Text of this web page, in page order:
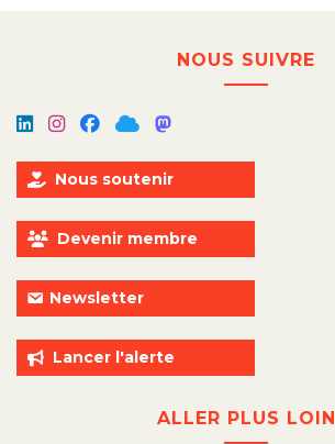
NOUS SUIVRE
Nous soutenir
Devenir membre
Newsletter
Lancer l'alerte
ALLER PLUS LOIN